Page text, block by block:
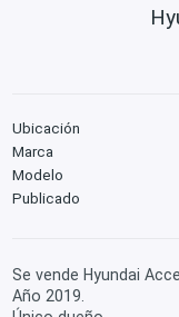
Ubicación
Marca
Modelo
Publicado
Se vende Hyundai
Año 2019.